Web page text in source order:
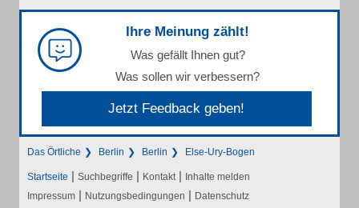
Ihre Meinung zählt!
Was gefällt Ihnen gut?
Was sollen wir verbessern?
Jetzt Feedback geben!
Das Örtliche Berlin Berlin Else-Ury-Bogen
Startseite | Suchbegriffe | Kontakt | Inhalte melden
Impressum | Nutzungsbedingungen | Datenschutz